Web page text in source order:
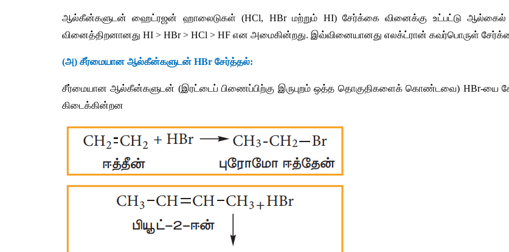
ஆல்கீன்களுடன் ஹைட்ரஜன் ஹாலைடுகள் (HCl, HBr மற்றும் HI) சேர்க்கை வினைக்கு உட்பட்டு ஆல்கைல்
வினைத்திறனானது HI > HBr > HCl > HF என அமைகின்றது. இவ்வினையானது எலக்ட்ரான் கவர்பொருள்
(அ) சீர்மையான ஆல்கீன்களுடன் HBr சேர்த்தல்:
சீர்மையான ஆல்கீன்களுடன் (இரட்டைப் பிணைப்பிற்கு இருபுறம் ஒத்த தொகுதிகளைக் கொண்டவை) HBr-யை
கிடைக்கின்றன